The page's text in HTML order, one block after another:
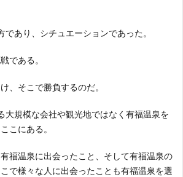
であり、シチュエーションであった。
である。
、そこで勝負するのだ。
大規模な会社や観光地ではなく有福温泉を
こにある。
福温泉に出会ったこと、そして有福温泉の
で様々な人に出会ったことも有福温泉を選